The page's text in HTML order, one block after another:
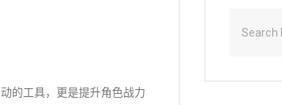
的工具，更是提升角色战力